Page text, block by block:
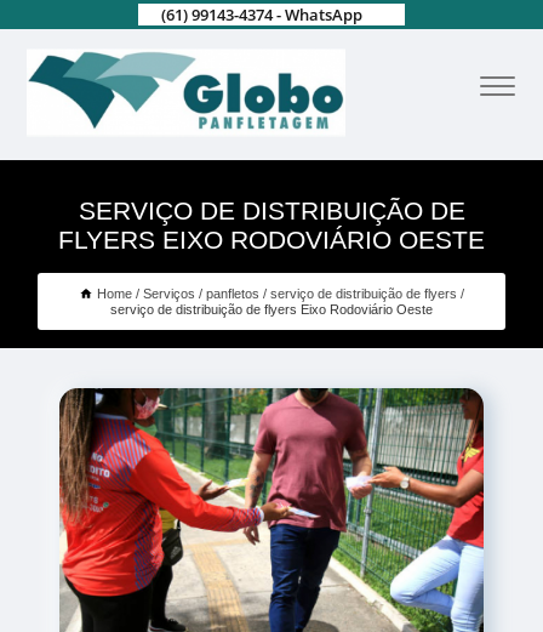
(61) 99143-4374 - WhatsApp
SERVIÇO DE DISTRIBUIÇÃO DE
FLYERS EIXO RODOVIÁRIO OESTE
Home Serviços panfletos
serviço de distribuição de flyers
serviço de distribuição de flyers Eixo Rodoviário Oeste